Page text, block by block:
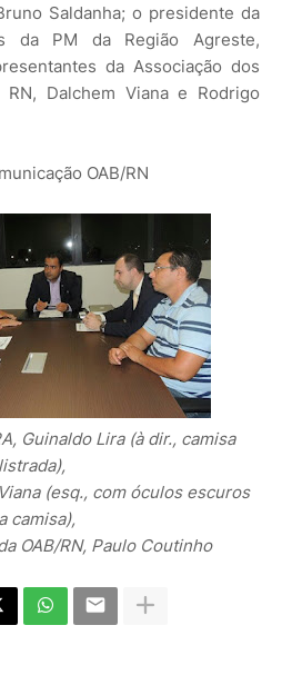
Saldanha; o presidente da
da PM da Região Agreste,
da Associação dos
Dalchem Viana e Rodrigo
OAB/RN
Guinaldo Lira (à dir., camisa
listrada),
(esq., com óculos escuros
camisa),
OAB/RN, Paulo Coutinho